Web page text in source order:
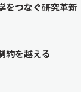
をつなぐ研究革新
約を越える